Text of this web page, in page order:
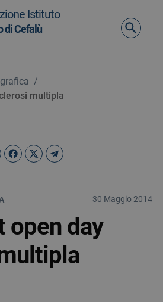
navigazione
Istituto
di Cefalù
/
multipla
30 Maggio 2014
open day